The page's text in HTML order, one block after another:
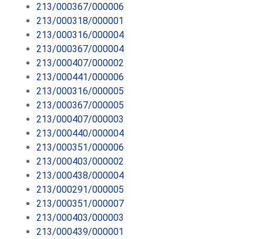
213/000367/000006
213/000318/000001
213/000316/000004
213/000367/000004
213/000407/000002
213/000441/000006
213/000316/000005
213/000367/000005
213/000407/000003
213/000440/000004
213/000351/000006
213/000403/000002
213/000438/000004
213/000291/000005
213/000351/000007
213/000403/000003
213/000439/000001